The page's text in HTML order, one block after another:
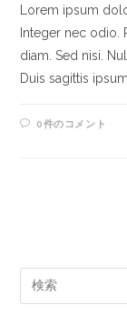
Lorem ipsum
Integer nec odio.
diam. Sed nisi.
Duis sagittis ipsum.
0件のコメント